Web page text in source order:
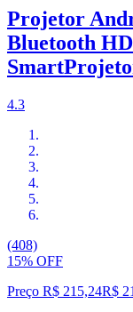
Projetor
Bluetooth
4.3
(408)
15% OFF
Preço R$ 215,24R$